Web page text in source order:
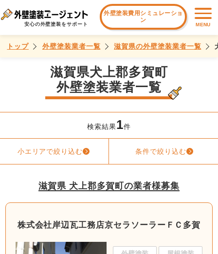
安心の外壁塗装をサポート
外壁塗装費用シミュレーショ
ン
MENU
トップ 外壁塗装業者一覧 滋賀県の外壁塗装業者一覧
滋賀県犬上郡多賀町
外壁塗装業者一覧
検索結果1件
小エリアで絞り込む 条件で絞り込む
滋賀県 犬上郡多賀町の業者様募集
株式会社岸辺瓦工務店京セラソーラーＦＣ多賀